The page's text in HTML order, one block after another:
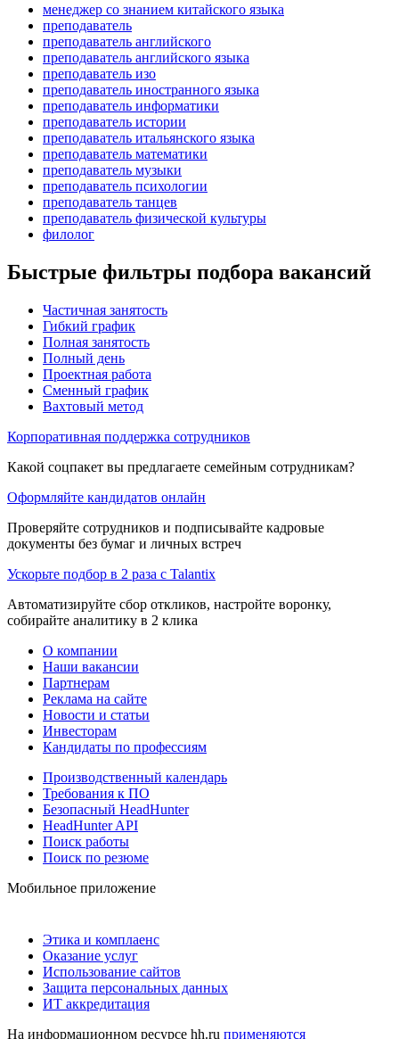
менеджер со знанием китайского языка
преподаватель
преподаватель английского
преподаватель английского языка
преподаватель изо
преподаватель иностранного языка
преподаватель информатики
преподаватель истории
преподаватель итальянского языка
преподаватель математики
преподаватель музыки
преподаватель психологии
преподаватель танцев
преподаватель физической культуры
филолог
Быстрые фильтры подбора вакансий
Частичная занятость
Гибкий график
Полная занятость
Полный день
Проектная работа
Сменный график
Вахтовый метод
Корпоративная поддержка сотрудников
Какой соцпакет вы предлагаете семейным сотрудникам?
Оформляйте кандидатов онлайн
Проверяйте сотрудников и подписывайте кадровые
документы без бумаг и личных встреч
Ускорьте подбор в 2 раза с Talantix
Автоматизируйте сбор откликов, настройте воронку,
собирайте аналитику в 2 клика
О компании
Наши вакансии
Партнерам
Реклама на сайте
Новости и статьи
Инвесторам
Кандидаты по профессиям
Производственный календарь
Требования к ПО
Безопасный HeadHunter
HeadHunter API
Поиск работы
Поиск по резюме
Мобильное приложение
Этика и комплаенс
Оказание услуг
Использование сайтов
Защита персональных данных
ИТ аккредитация
На информационном ресурсе hh.ru применяются